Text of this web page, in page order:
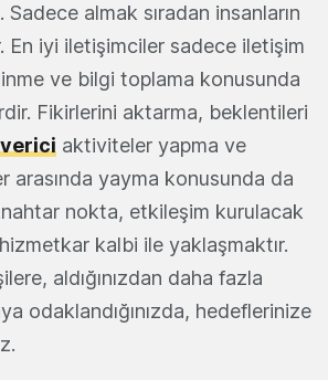
Sadece almak sıradan insanların
En iyi iletişimciler sadece iletişim
ve bilgi toplama konusunda
Fikirlerini aktarma, beklentileri
aktiviteler yapma ve
arasında yayma konusunda da
nokta, etkileşim kurulacak
kalbi ile yaklaşmaktır.
aldığınızdan daha fazla
odaklandığınızda, hedeflerinize